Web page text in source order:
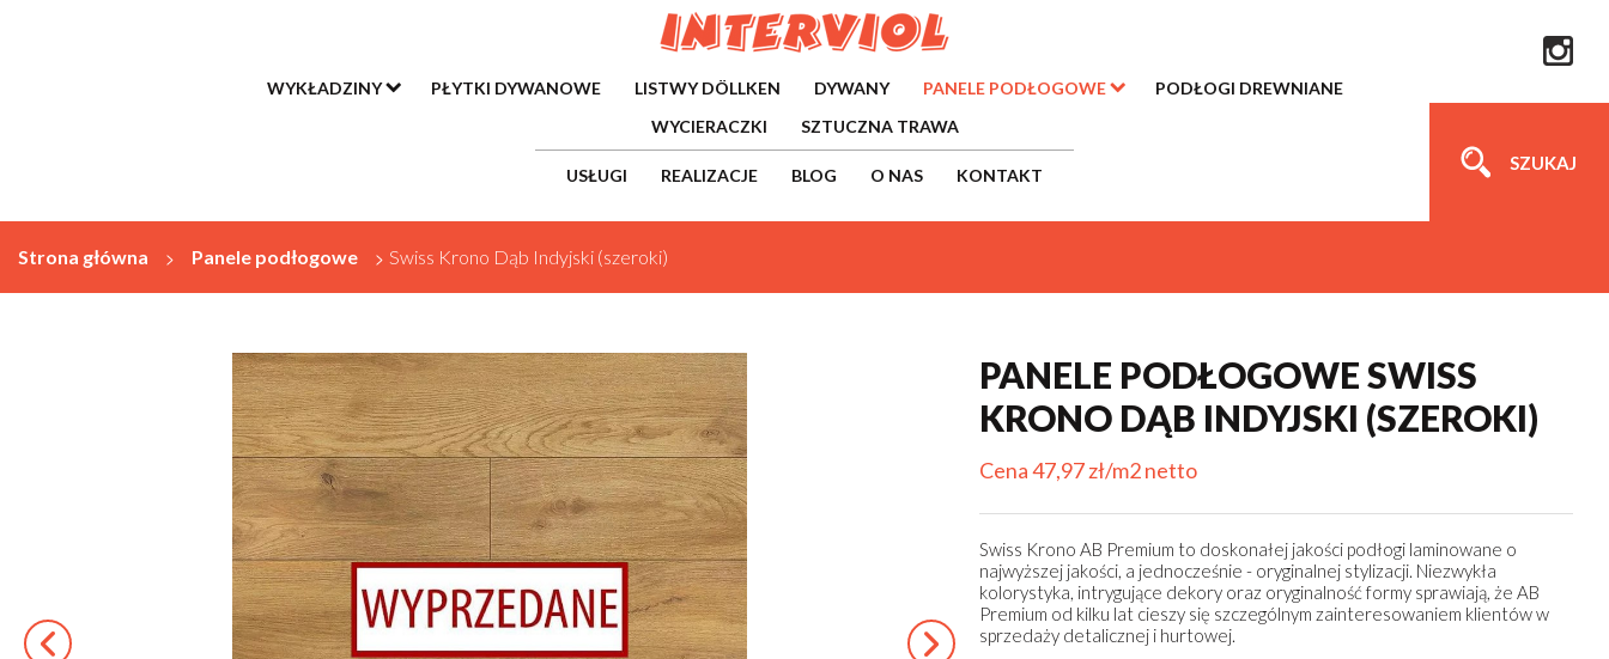
WYKŁADZINY PŁYTKI DYWANOWE LISTWY DÖLLKEN DYWANY PANELE PODŁOGOWE
PODŁOGI DREWNIANE
WYCIERACZKI
SZTUCZNA TRAWA
USŁUGI REALIZACJE BLOG O NAS KONTAKT
SZUKAJ
Strona główna > Panele podłogowe > Swiss Krono Dąb Indyjski (szeroki)
PANELE PODŁOGOWE SWISS
KRONO DĄB INDYJSKI (SZEROKI)
Cena 47,97 zł/m2 netto
Swiss Krono AB Premium to doskonałej jakości podłogi laminowane o
najwyższej jakości, a jednocześnie - oryginalnej stylizacji. Niezwykła
kolorystyka, intrygujące dekory oraz oryginalność formy sprawiają, że AB
Premium od kilku lat cieszy się szczególnym zainteresowaniem klientów w
sprzedaży detalicznej i hurtowej.